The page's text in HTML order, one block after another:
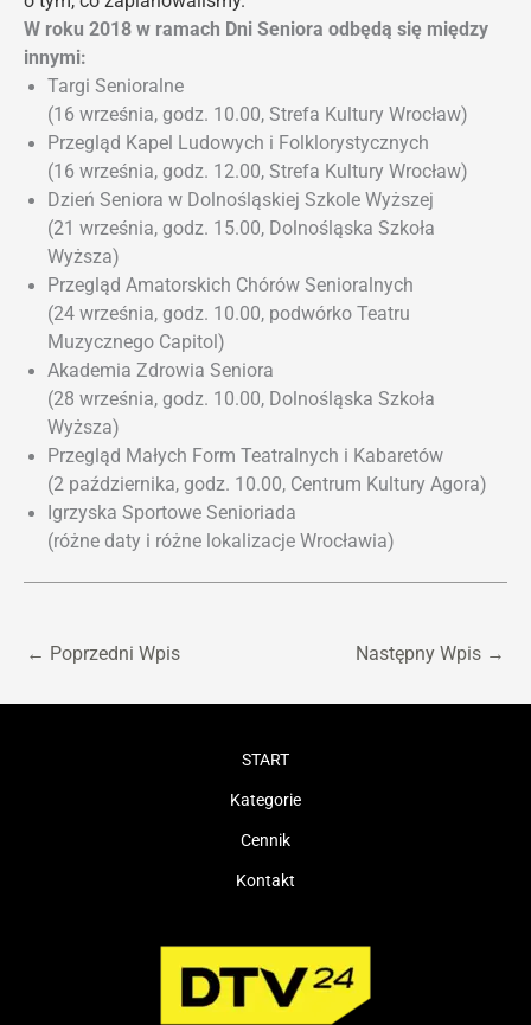
W roku 2018 w ramach Dni Seniora odbędą się między
innymi:
Targi Senioralne
(16 września, godz. 10.00, Strefa Kultury Wrocław)
Przegląd Kapel Ludowych i Folklorystycznych
(16 września, godz. 12.00, Strefa Kultury Wrocław)
Dzień Seniora w Dolnośląskiej Szkole Wyższej
(21 września, godz. 15.00, Dolnośląska Szkoła
Wyższa)
Przegląd Amatorskich Chórów Senioralnych
(24 września, godz. 10.00, podwórko Teatru
Muzycznego Capitol)
Akademia Zdrowia Seniora
(28 września, godz. 10.00, Dolnośląska Szkoła
Wyższa)
Przegląd Małych Form Teatralnych i Kabaretów
(2 października, godz. 10.00, Centrum Kultury Agora)
Igrzyska Sportowe Senioriada
(różne daty i różne lokalizacje Wrocławia)
← Poprzedni Wpis Następny Wpis →
START
Kategorie
Cennik
Kontakt